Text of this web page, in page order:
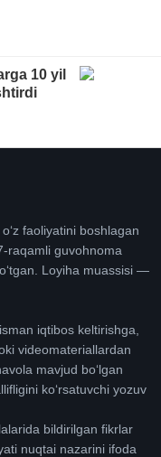
10 yil
faoliyatini boshlagan
raqamli guvohnoma
Loyiha muassisi —
iqtibos keltirishga,
videomateriallardan
mavjud boʻlgan
koʻrsatuvchi yozuv
bildirilgan fikrlar
nuqtai nazarini ifoda